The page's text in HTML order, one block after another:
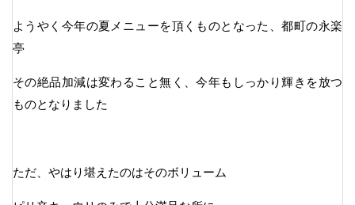
ようやく今年の夏メニューを頂くものとなった、都町の永楽
亭
その絶品加減は変わること無く、今年もしっかり輝きを放つ
ものとなりました
ただ、やはり堪えたのはそのボリューム